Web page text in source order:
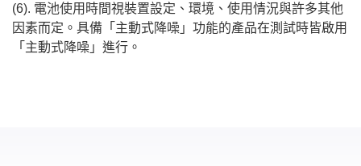
(6). 電池使用時間視裝置設定、環境、使用情況與許多其他
因素而定。具備「主動式降噪」功能的產品在測試時皆啟用
「主動式降噪」進行。